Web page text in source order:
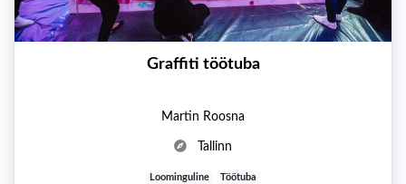
Graffiti töötuba
Martin Roosna
Tallinn
Loominguline Töötuba